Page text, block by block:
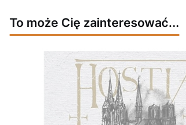
To może Cię zainteresować...